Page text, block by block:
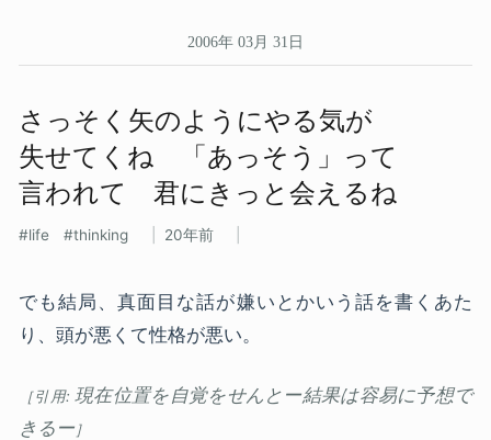
2006年 03月 31日
さっそく​矢のように​やる​気が​
失せてくね ​「あっそう」って​
言われて 君に​きっと​会えるね
life thinking 20年前
でも結局、真面目な話が嫌いとかいう話を書くあた
り、頭が悪くて性格が悪い。
現在位置を自覚をせんとー結果は容易に予想で
きるー